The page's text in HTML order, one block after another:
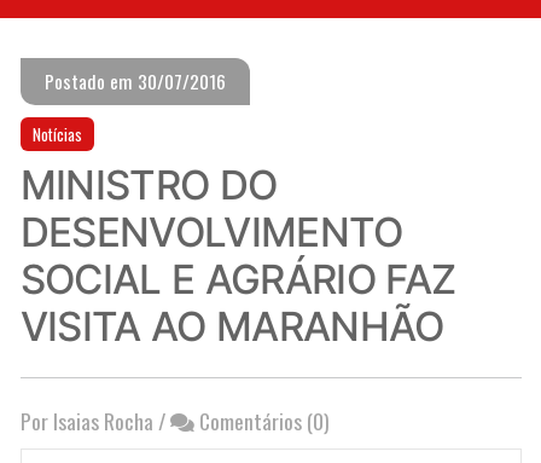
Postado em 30/07/2016
Notícias
MINISTRO DO
DESENVOLVIMENTO
SOCIAL E AGRÁRIO FAZ
VISITA AO MARANHÃO
Por Isaias Rocha / Comentários (0)